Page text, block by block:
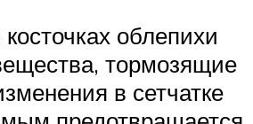
облепихи
тормозящие
в сетчатке